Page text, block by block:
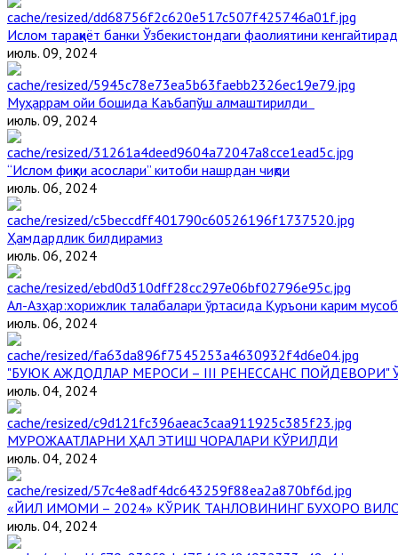
Ислом тараққиёт банки Ўзбекистондаги фаолиятини
июль. 09, 2024
Муҳаррам ойи бошида Каъбапўш алмаштирилди
июль. 09, 2024
“Ислом фиқҳи асослари” китоби нашрдан чиқди
июль. 06, 2024
Ҳамдардлик билдирамиз
июль. 06, 2024
Aл-Aзҳар:хорижлик талабалари ўртасида Қуръони карим
июль. 06, 2024
"БУЮК АЖДОДЛАР МЕРОСИ – III РЕНЕССАНС
июль. 04, 2024
МУРОЖААТЛАРНИ ҲАЛ ЭТИШ ЧОРАЛАРИ КЎРИЛДИ
июль. 04, 2024
«ЙИЛ ИМОМИ – 2024» КЎРИК ТАНЛОВИНИНГ БУХОРО
июль. 04, 2024